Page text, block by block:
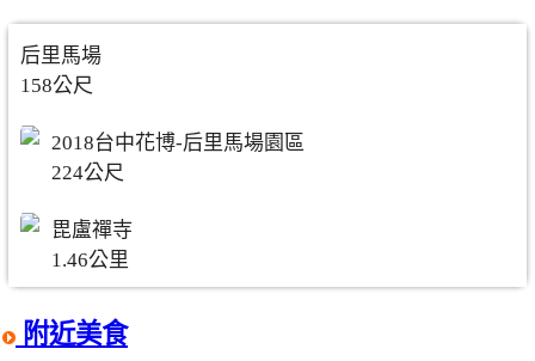
后里馬場
158公尺
2018台中花博-后里馬場園區
224公尺
毘盧禪寺
1.46公里
附近美食